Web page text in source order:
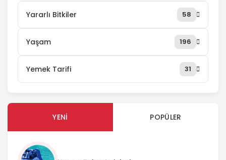
Yararlı Bitkiler 58
Yaşam 196
Yemek Tarifi 31
YENI POPÜLER